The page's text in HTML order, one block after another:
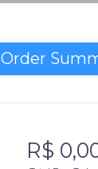
Order
R$